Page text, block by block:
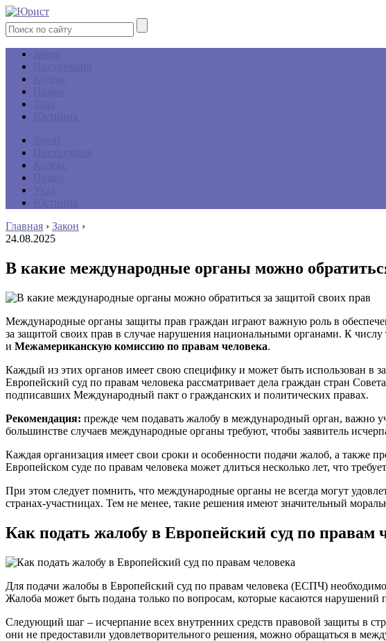
Главная › Закон ›
24.08.2025
В какие международные органы можно
Международные органы защиты прав граждан играют важную роль в
за защитой своих прав в случае нарушения национальными органами. К
и Межамериканскую комиссию по правам человека.
Каждый из этих органов имеет свою специфику и может быть использован в
Европейский суд по правам человека рассматривает дела граждан стран
подписавших Международный пакт о гражданских и политических правах.
Рекомендация: прежде чем подавать жалобу в международный орган, важно
большинстве случаев международные органы требуют, чтобы заявитель
Каждая организация имеет свои сроки и особенности подачи жалоб, а также
Европейском суде по правам человека может длиться несколько лет, что
При этом следует помнить, что международные органы не всегда могут
странах-участницах. Тем не менее, такие решения имеют значительный
Как подать жалобу в Европейский суд по правам
Для подачи жалобы в Европейский суд по правам человека (ЕСПЧ)
Жалоба может быть подана только по вопросам, которые касаются
Следующий шаг – исчерпание всех внутренних средств правовой защиты в
они не предоставили удовлетворительного решения, можно обращаться в